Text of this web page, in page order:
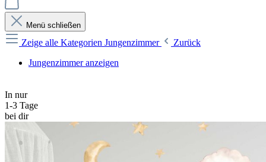
Menü schließen
Zeige alle Kategorien Jungenzimmer
Zurück
Jungenzimmer anzeigen
In nur
1-3 Tage
bei dir